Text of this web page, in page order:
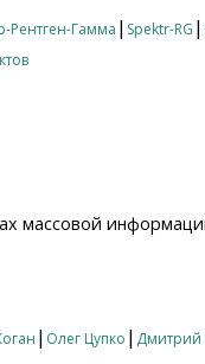
Рентген-Гамма | Spektr-RG |
массовой
| Олег Цупко | Дмитрий